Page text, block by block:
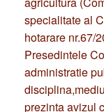
specialitate al
hotarare nr.67/
Presedintele
administratie
prezinta avizul